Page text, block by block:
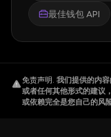
最佳钱包 API
免责声明. 我们提供的内
或者任何其他形式的建议
或依赖完全是您自己的风